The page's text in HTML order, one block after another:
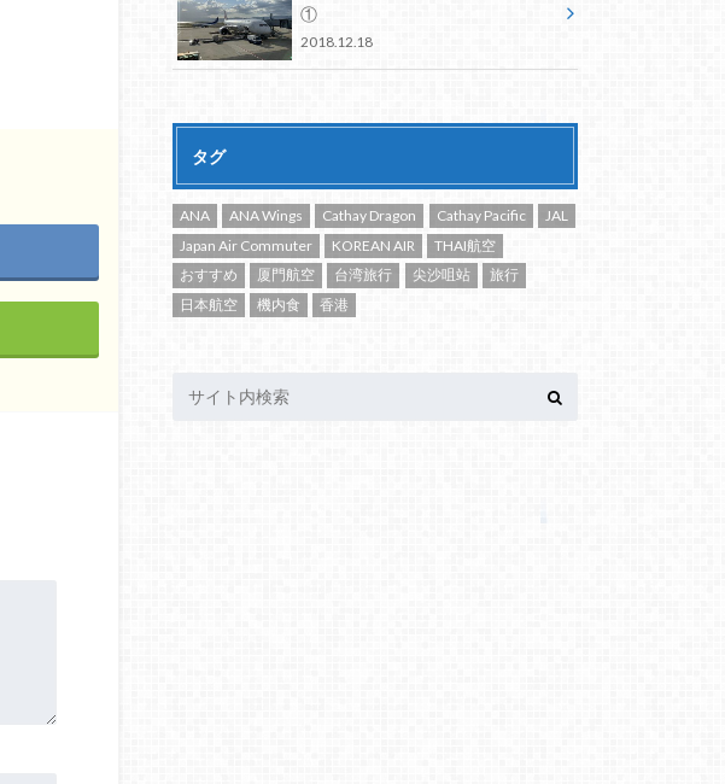
①
2018.12.18
タグ
ANA ANA Wings Cathay Dragon Cathay Pacific
JAL
Japan Air Commuter
KOREAN AIR
THAI航空
おすすめ
厦門航空 台湾旅行 尖沙咀站
旅行
日本航空
機内食 香港